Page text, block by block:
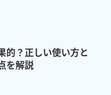
的？正しい使い方と
を解説